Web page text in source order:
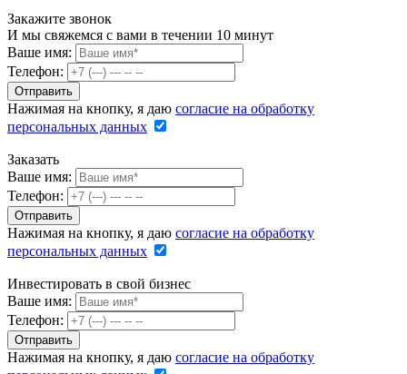
Закажите звонок
И мы свяжемся с вами в течении 10 минут
Ваше имя:
Телефон:
Нажимая на кнопку, я даю согласие на обработку
персональных данных
Заказать
Ваше имя:
Телефон:
Нажимая на кнопку, я даю согласие на обработку
персональных данных
Инвестировать в свой бизнес
Ваше имя:
Телефон:
Нажимая на кнопку, я даю согласие на обработку